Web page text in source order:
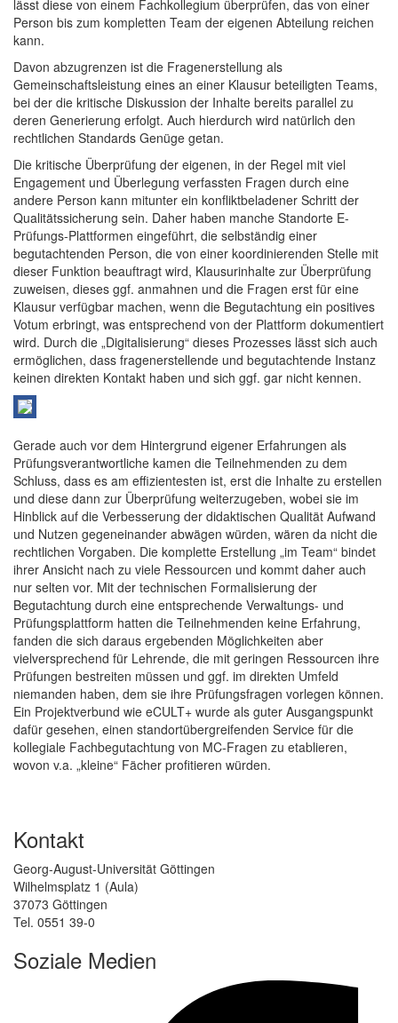
lässt diese von einem Fachkollegium überprüfen, das von einer
Person bis zum kompletten Team der eigenen Abteilung reichen
kann.
Davon abzugrenzen ist die Fragenerstellung als
Gemeinschaftsleistung eines an einer Klausur beteiligten Teams,
bei der die kritische Diskussion der Inhalte bereits parallel zu
deren Generierung erfolgt. Auch hierdurch wird natürlich den
rechtlichen Standards Genüge getan.
Die kritische Überprüfung der eigenen, in der Regel mit viel
Engagement und Überlegung verfassten Fragen durch eine
andere Person kann mitunter ein konfliktbeladener Schritt der
Qualitätssicherung sein. Daher haben manche Standorte E-
Prüfungs-Plattformen eingeführt, die selbständig einer
begutachtenden Person, die von einer koordinierenden Stelle mit
dieser Funktion beauftragt wird, Klausurinhalte zur Überprüfung
zuweisen, dieses ggf. anmahnen und die Fragen erst für eine
Klausur verfügbar machen, wenn die Begutachtung ein positives
Votum erbringt, was entsprechend von der Plattform dokumentiert
wird. Durch die „Digitalisierung“ dieses Prozesses lässt sich auch
ermöglichen, dass fragenerstellende und begutachtende Instanz
keinen direkten Kontakt haben und sich ggf. gar nicht kennen.
Gerade auch vor dem Hintergrund eigener Erfahrungen als
Prüfungsverantwortliche kamen die Teilnehmenden zu dem
Schluss, dass es am effizientesten ist, erst die Inhalte zu erstellen
und diese dann zur Überprüfung weiterzugeben, wobei sie im
Hinblick auf die Verbesserung der didaktischen Qualität Aufwand
und Nutzen gegeneinander abwägen würden, wären da nicht die
rechtlichen Vorgaben. Die komplette Erstellung „im Team“ bindet
ihrer Ansicht nach zu viele Ressourcen und kommt daher auch
nur selten vor. Mit der technischen Formalisierung der
Begutachtung durch eine entsprechende Verwaltungs- und
Prüfungsplattform hatten die Teilnehmenden keine Erfahrung,
fanden die sich daraus ergebenden Möglichkeiten aber
vielversprechend für Lehrende, die mit geringen Ressourcen ihre
Prüfungen bestreiten müssen und ggf. im direkten Umfeld
niemanden haben, dem sie ihre Prüfungsfragen vorlegen können.
Ein Projektverbund wie eCULT+ wurde als guter Ausgangspunkt
dafür gesehen, einen standortübergreifenden Service für die
kollegiale Fachbegutachtung von MC-Fragen zu etablieren,
wovon v.a. „kleine“ Fächer profitieren würden.
Kontakt
Georg-August-Universität Göttingen
Wilhelmsplatz 1 (Aula)
37073 Göttingen
Tel. 0551 39-0
Soziale Medien